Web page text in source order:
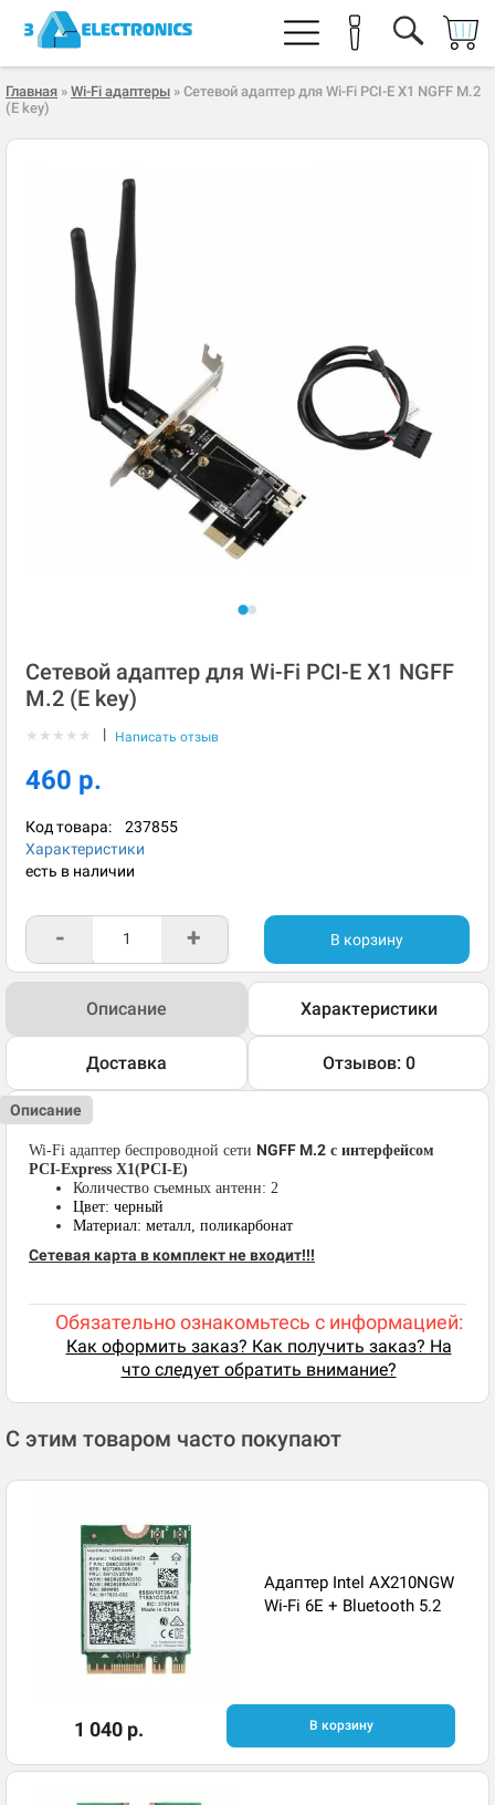
Главная » Wi-Fi адаптеры » Сетевой адаптер для Wi-Fi PCI-E X1 NGFF M.2
(E key)
Сетевой адаптер для Wi-Fi PCI-E X1 NGFF
M.2 (E key)
★ ★ ★ ★ ★ | Написать отзыв
460 р.
Код товара: 237855
Характеристики
есть в наличии
- + В корзину
Описание Характеристики
Доставка Отзывов: 0
Описание
Wi-Fi адаптер беспроводной сети NGFF M.2 с интерфейсом
PCI-Express X1(PCI-E)
Количество съемных антенн: 2
Цвет: черный
Материал: металл, поликарбонат
Сетевая карта в комплект не входит!!!
Обязательно ознакомьтесь с информацией:
Как оформить заказ? Как получить заказ? На
что следует обратить внимание?
С этим товаром часто покупают
Адаптер Intel AX210NGW
Wi-Fi 6E + Bluetooth 5.2
1 040 р. В корзину